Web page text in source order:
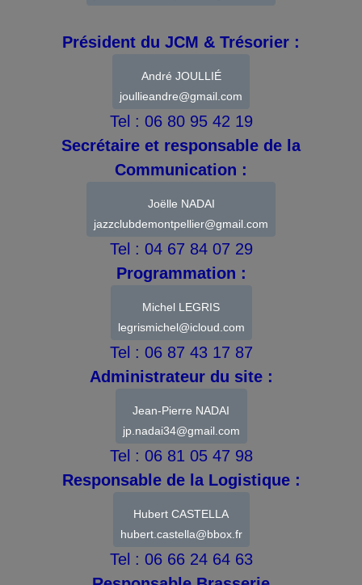
Président du JCM & Trésorier :
André JOULLIÉ
joullieandre@gmail.com
Tel : 06 80 95 42 19
Secrétaire et responsable de la
Communication :
Joëlle NADAI
jazzclubdemontpellier@gmail.com
Tel : 04 67 84 07 29
Programmation :
Michel LEGRIS
legrismichel@icloud.com
Tel : 06 87 43 17 87
Administrateur du site :
Jean-Pierre NADAI
jp.nadai34@gmail.com
Tel : 06 81 05 47 98
Responsable de la Logistique :
Hubert CASTELLA
hubert.castella@bbox.fr
Tel : 06 66 24 64 63